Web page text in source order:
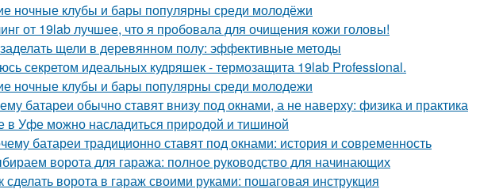
ночные клубы и бары популярны среди молодёжи
от 19lab лучшее, что я пробовала для очищения кожи головы!
щели в деревянном полу: эффективные методы
секретом идеальных кудряшек - термозащита 19lab Professional.
ночные клубы и бары популярны среди молодежи
батареи обычно ставят внизу под окнами, а не наверху: физика и практика
в Уфе можно насладиться природой и тишиной
батареи традиционно ставят под окнами: история и современность
ворота для гаража: полное руководство для начинающих
сделать ворота в гараж своими руками: пошаговая инструкция